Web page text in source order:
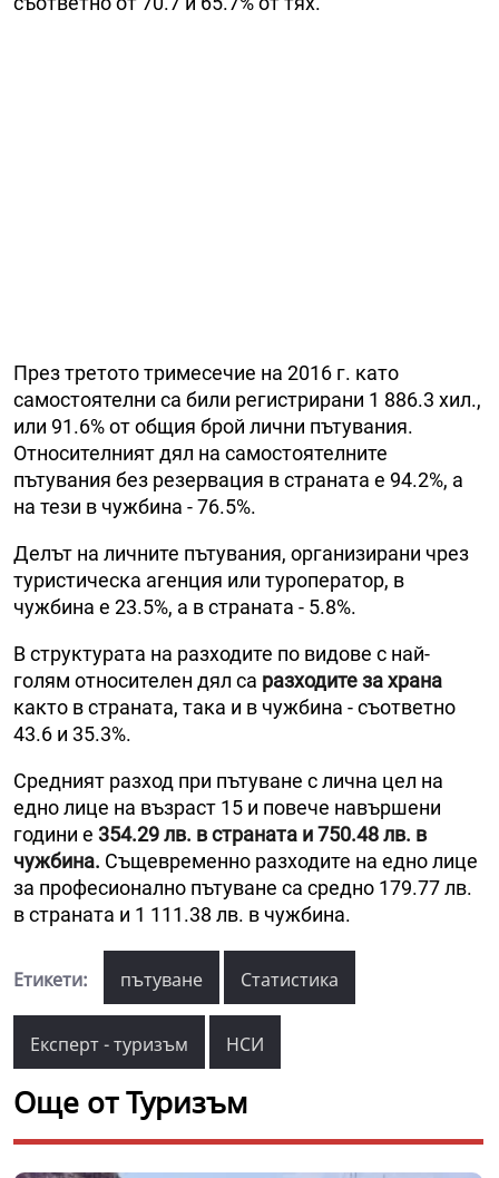
През третото тримесечие на 2016 г. като
самостоятелни са били регистрирани 1 886.3 хил.,
или 91.6% от общия брой лични пътувания.
Относителният дял на самостоятелните
пътувания без резервация в страната е 94.2%, а
на тези в чужбина - 76.5%.
Делът на личните пътувания, организирани чрез
туристическа агенция или туроператор, в
чужбина е 23.5%, а в страната - 5.8%.
В структурата на разходите по видове с най-
голям относителен дял са разходите за храна
както в страната, така и в чужбина - съответно
43.6 и 35.3%.
Средният разход при пътуване с лична цел на
едно лице на възраст 15 и повече навършени
години е 354.29 лв. в страната и 750.48 лв. в
чужбина. Същевременно разходите на едно лице
за професионално пътуване са средно 179.77 лв.
в страната и 1 111.38 лв. в чужбина.
Етикети: пътуване Статистика
Експерт - туризъм НСИ
Още от Туризъм